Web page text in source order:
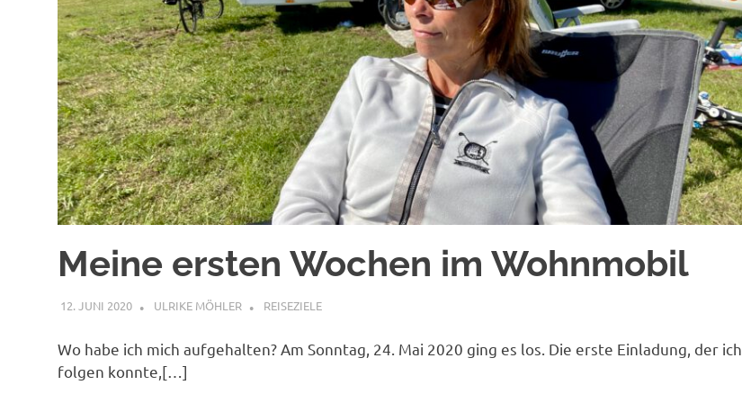
Meine ersten Wochen im Wohnmobil
12. JUNI 2020 ULRIKE MÖHLER REISEZIELE
Wo habe ich mich aufgehalten? Am Sonntag, 24. Mai 2020 ging es los. Die erste Einladung, der ich
folgen konnte,[…]